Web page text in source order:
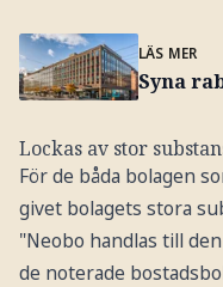
LÄS MER
Syna
Lockas av stor
För de båda bolagen
givet bolagets stora
"Neobo handlas till
de noterade